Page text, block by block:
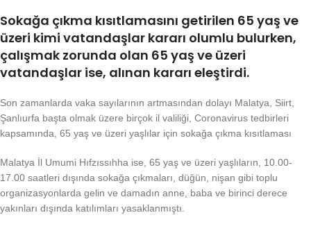
Sokağa çıkma kısıtlamasını getirilen 65 yaş ve
üzeri kimi vatandaşlar kararı olumlu bulurken,
çalışmak zorunda olan 65 yaş ve üzeri
vatandaşlar ise, alınan kararı eleştirdi.
Son zamanlarda vaka sayılarının artmasından dolayı Malatya, Siirt,
Şanlıurfa başta olmak üzere birçok il valiliği, Coronavirus tedbirleri
kapsamında, 65 yaş ve üzeri yaşlılar için sokağa çıkma kısıtlaması
Malatya İl Umumi Hıfzıssıhha ise, 65 yaş ve üzeri yaşlıların, 10.00-
17.00 saatleri dışında sokağa çıkmaları, düğün, nişan gibi toplu
organizasyonlarda gelin ve damadın anne, baba ve birinci derece
yakınları dışında katılımları yasaklanmıştı.